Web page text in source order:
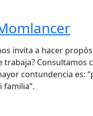
invita a hacer
trabaja? Consultamos
contundencia es:
familia”.